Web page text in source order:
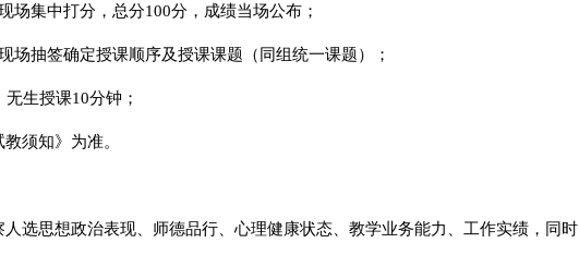
场集中打分，总分100分，成绩当场公布；
场抽签确定授课顺序及授课课题（同组统一课题）；
生授课10分钟；
须知》为准。
选思想政治表现、师德品行、心理健康状态、教学业务能力、工作实绩，同时